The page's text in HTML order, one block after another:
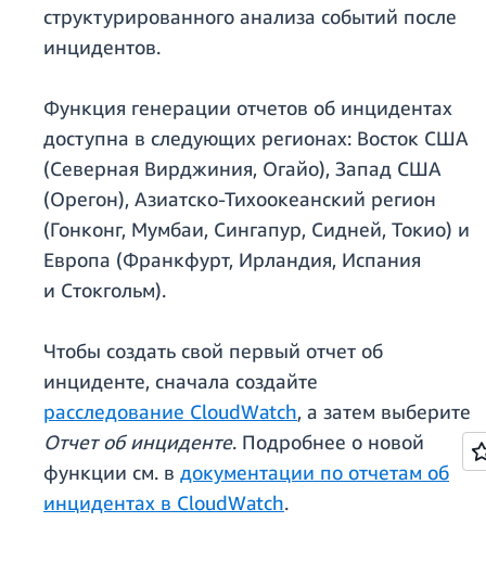
структурированного анализа событий после
инцидентов.
Функция генерации отчетов об инцидентах
доступна в следующих регионах: Восток США
(Северная Вирджиния, Огайо), Запад США
(Орегон), Азиатско-Тихоокеанский регион
(Гонконг, Мумбаи, Сингапур, Сидней, Токио) и
Европа (Франкфурт, Ирландия, Испания
и Стокгольм).
Чтобы создать свой первый отчет об
инциденте, сначала создайте
расследование CloudWatch, а затем выберите
Отчет об инциденте. Подробнее о новой
функции см. в документации по отчетам об
инцидентах в CloudWatch.